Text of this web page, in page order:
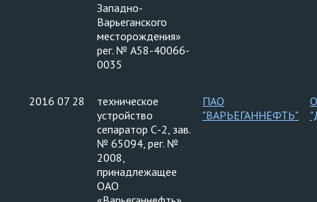
Западно-
Варьеганского
месторождения»
рег. № А58-40066-
0035
2016 07 28
техническое
устройство
сепаратор С-2, зав.
№ 65094, рег. №
2008,
принадлежащее
ОАО
ПАО
"ВАРЬЕГАННЕФТЬ"